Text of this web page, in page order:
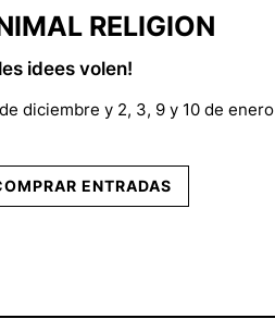
RELIGION
idees volen!
diciembre y 2, 3, 9 y 10 de enero
ENTRADAS